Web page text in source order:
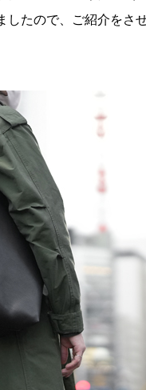
たので、ご紹介をさ